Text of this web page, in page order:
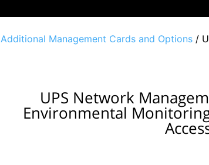
Additional Management Cards and Options /
UPS Network
Environmental